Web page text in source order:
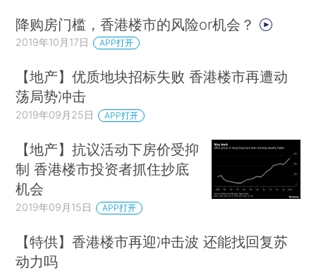
降购房门槛，香港楼市的风险or机会？
2019年10月17日 APP打开
【地产】优质地块招标失败 香港楼市再遭动
荡局势冲击
2019年09月25日 APP打开
【地产】抗议活动下房价受抑
制 香港楼市投资者抓住抄底
机会
2019年09月15日 APP打开
【特供】香港楼市再迎冲击波 还能找回复苏
动力吗